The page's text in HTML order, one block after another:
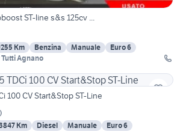
ST-line s&s 125cv ...
Km Benzina Manuale
Euro 6
Agnano
100 CV Start&Stop ST-Line
)
Km Diesel Manuale
Euro 6